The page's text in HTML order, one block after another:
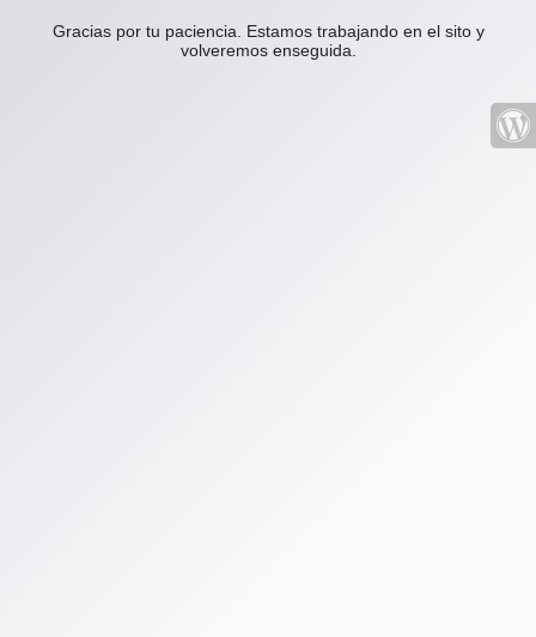
Gracias por tu paciencia. Estamos trabajando en el sito y
volveremos enseguida.